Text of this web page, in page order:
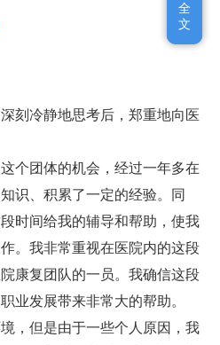
刻冷静地思考后，郑重地向医
个团体的机会，经过一年多在
识、积累了一定的经验。同
时间给我的辅导和帮助，使我
。我非常重视在医院内的这段
康复团队的一员。我确信这段
业发展带来非常大的帮助。
，但是由于一些个人原因，我
全
文
全
文